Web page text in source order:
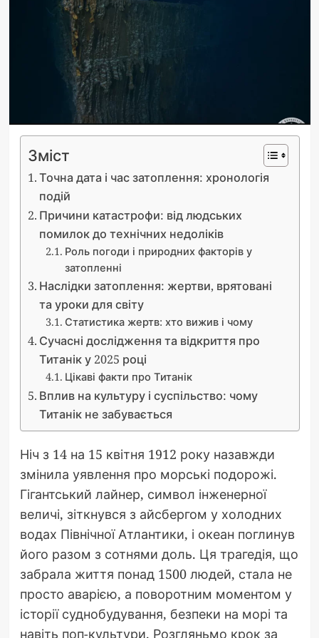
Зміст
Точна дата і час затоплення: хронологія
подій
Причини катастрофи: від людських
помилок до технічних недоліків
Роль погоди і природних факторів у
затопленні
Наслідки затоплення: жертви, врятовані
та уроки для світу
Статистика жертв: хто вижив і чому
Сучасні дослідження та відкриття про
Титанік у 2025 році
Цікаві факти про Титанік
Вплив на культуру і суспільство: чому
Титанік не забувається
Ніч з 14 на 15 квітня 1912 року назавжди
змінила уявлення про морські подорожі.
Гігантський лайнер, символ інженерної
величі, зіткнувся з айсбергом у холодних
водах Північної Атлантики, і океан поглинув
його разом з сотнями доль. Ця трагедія, що
забрала життя понад 1500 людей, стала не
просто аварією, а поворотним моментом у
історії суднобудування, безпеки на морі та
навіть поп-культури. Розгляньмо крок за